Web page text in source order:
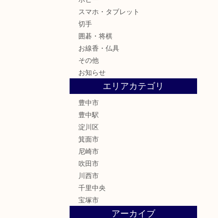
スマホ・タブレット
切手
囲碁・将棋
お線香・仏具
その他
お知らせ
エリアカテゴリ
豊中市
豊中駅
淀川区
箕面市
尼崎市
吹田市
川西市
千里中央
宝塚市
アーカイブ